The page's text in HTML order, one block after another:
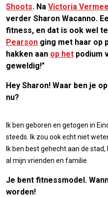
Shoots. Na Victoria
verder Sharon Wacanno.
fitness, en dat is ook wel
Pearson ging met haar op
hakken aan op het podium
geweldig!"
Hey Sharon! Waar ben je
nu?
Ik ben geboren en getogen in
steeds. Ik zou ook echt niet
Ik ben best gehecht aan de
al mijn vrienden en familie.
Je bent fitnessmodel.
worden!